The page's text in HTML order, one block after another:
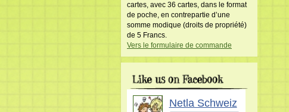
cartes, avec 36 cartes, dans le format
de poche, en contrepartie d’une
somme modique (droits de propriété)
de 5 Francs.
Vers le formulaire de commande
Netla Schweiz